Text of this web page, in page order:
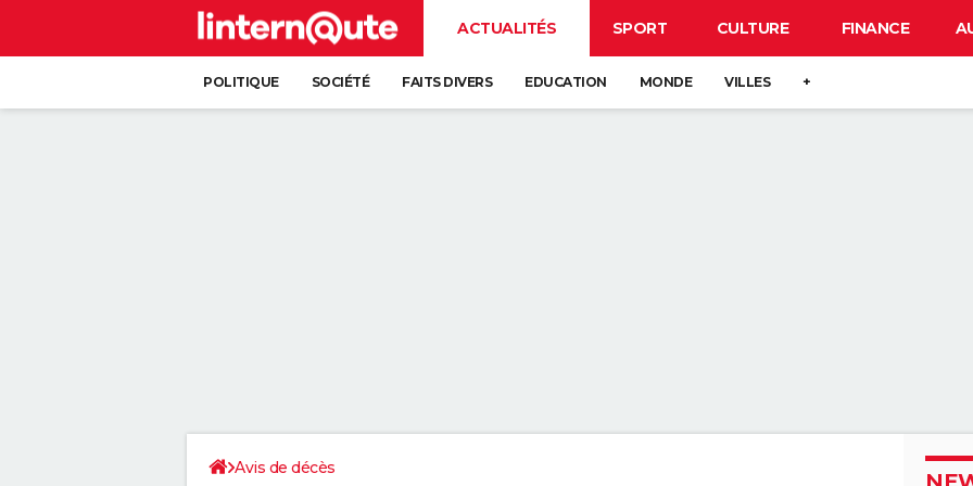
ACTUALITÉS SPORT CULTURE FINANCE
POLITIQUE SOCIÉTÉ FAITS DIVERS EDUCATION MONDE VILLES +
Avis de décès